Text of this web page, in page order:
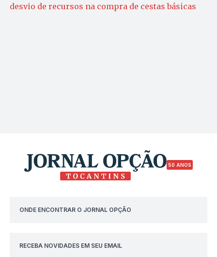
desvio de recursos na compra de cestas básicas
50 ANOS
ONDE ENCONTRAR O JORNAL OPÇÃO
RECEBA NOVIDADES EM SEU EMAIL